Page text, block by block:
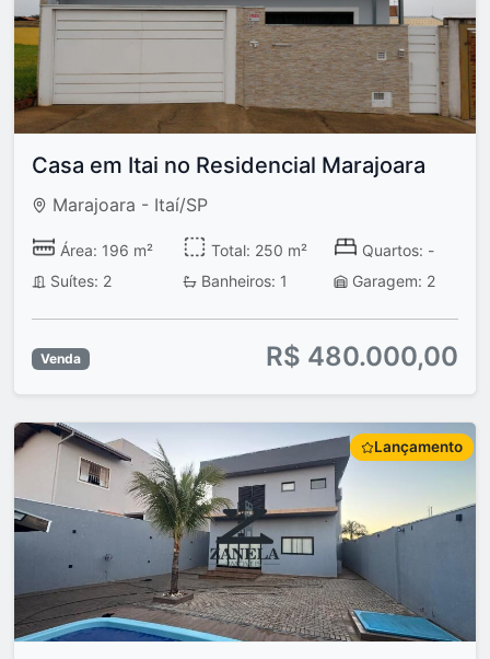
Casa em Itai no Residencial Marajoara
Marajoara - Itaí/SP
Área: 196 m² Total: 250 m²
Quartos: -
Suítes: 2
Banheiros: 1 Garagem: 2
Venda R$ 480.000,00
Lançamento